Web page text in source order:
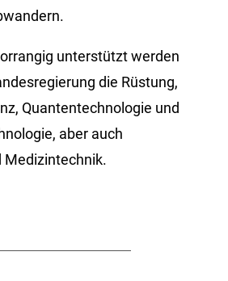
unterstützt werden
die Rüstung,
Quantentechnologie und
aber auch
Medizintechnik.